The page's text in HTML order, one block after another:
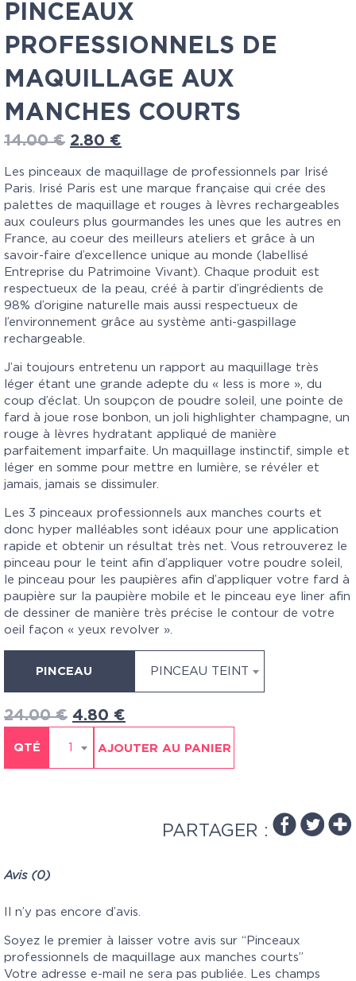
PINCEAUX
PROFESSIONNELS DE
MAQUILLAGE AUX
MANCHES COURTS
14.00€ 2.80 €
Les pinceaux de maquillage de professionnels par Irisé
Paris. Irisé Paris est une marque française qui crée des
palettes de maquillage et rouges à lèvres rechargeables
aux couleurs plus gourmandes les unes que les autres en
France, au coeur des meilleurs ateliers et grâce à un
savoir-faire d’excellence unique au monde (labellisé
Entreprise du Patrimoine Vivant). Chaque produit est
respectueux de la peau, créé à partir d’ingrédients de
98% d’origine naturelle mais aussi respectueux de
l’environnement grâce au système anti-gaspillage
rechargeable.
J’ai toujours entretenu un rapport au maquillage très
léger étant une grande adepte du « less is more », du
coup d’éclat. Un soupçon de poudre soleil, une pointe de
fard à joue rose bonbon, un joli highlighter champagne, un
rouge à lèvres hydratant appliqué de manière
parfaitement imparfaite. Un maquillage instinctif, simple et
léger en somme pour mettre en lumière, se révéler et
jamais, jamais se dissimuler.
Les 3 pinceaux professionnels aux manches courts et
donc hyper malléables sont idéaux pour une application
rapide et obtenir un résultat très net. Vous retrouverez le
pinceau pour le teint afin d’appliquer votre poudre soleil,
le pinceau pour les paupières afin d’appliquer votre fard à
paupière sur la paupière mobile et le pinceau eye liner afin
de dessiner de manière très précise le contour de votre
oeil façon « yeux revolver ».
PINCEAU PINCEAU TEINT
24.00€ 4.80 €
QTÉ 1 AJOUTER AU PANIER
PARTAGER :
Avis (0)
Il n’y pas encore d’avis.
Soyez le premier à laisser votre avis sur “Pinceaux
professionnels de maquillage aux manches courts”
Votre adresse e-mail ne sera pas publiée.
Les champs